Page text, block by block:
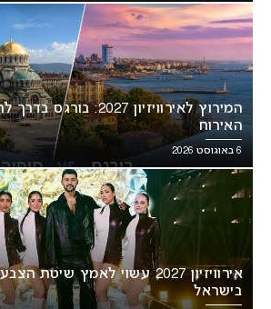
המירוץ לאירוויזיון 2027:
האירוח
6 באוגוסט 2026
אירוויזיון 2027 עשוי לאמץ
בישראל